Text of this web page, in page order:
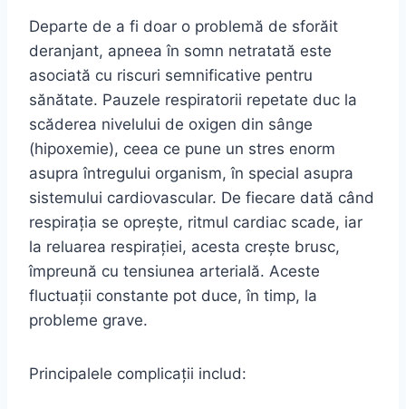
Departe de a fi doar o problemă de sforăit
deranjant, apneea în somn netratată este
asociată cu riscuri semnificative pentru
sănătate. Pauzele respiratorii repetate duc la
scăderea nivelului de oxigen din sânge
(hipoxemie), ceea ce pune un stres enorm
asupra întregului organism, în special asupra
sistemului cardiovascular. De fiecare dată când
respirația se oprește, ritmul cardiac scade, iar
la reluarea respirației, acesta crește brusc,
împreună cu tensiunea arterială. Aceste
fluctuații constante pot duce, în timp, la
probleme grave.
Principalele complicații includ: